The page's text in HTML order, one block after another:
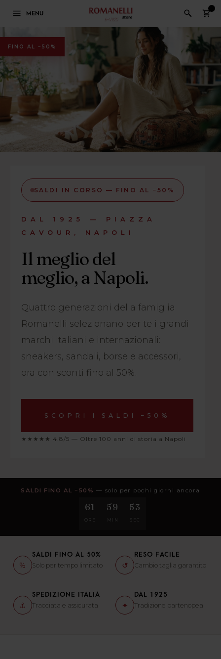
MENU
FINO AL −50%
SALDI IN CORSO — FINO AL −50%
DAL 1925 — PIAZZA
CAVOUR, NAPOLI
Il meglio del
meglio, a Napoli.
Quattro generazioni della famiglia
Romanelli selezionano per te i grandi
marchi italiani e internazionali:
sneakers, sandali, borse e accessori,
ora con sconti fino al 50%.
SCOPRI I SALDI −50%
★★★★★ 4.8/5 — Oltre 100 anni di storia a Napoli
SALDI FINO AL −50% — solo per pochi giorni ancora
61
ORE
59
MIN
51
SEC
%
SALDI FINO AL 50%
Solo per tempo limitato
↺
RESO FACILE
Cambio taglia garantito
⚓
SPEDIZIONE ITALIA
Tracciata e assicurata
✦
DAL 1925
Tradizione partenopea